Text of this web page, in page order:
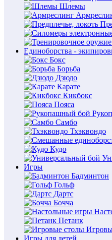
Шлемы
Единоборства -
Бокс
Борьба
Дзюдо
Карате
Кикбокс
Пояса
Самбо
Тхэквондо
Кудо
Игры
Бадминтон
Гольф
Дартс
Бочча
Петанк
Игры для детей